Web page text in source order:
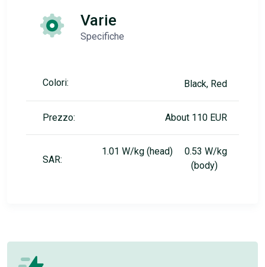
Varie
Specifiche
Colori: Black, Red
Prezzo: About 110 EUR
SAR:
1.01 W/kg (head) 0.53 W/kg
(body)